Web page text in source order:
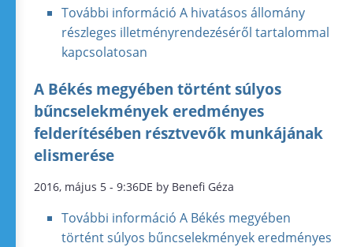
További információ A hivatásos állomány
részleges illetményrendezéséről tartalommal
kapcsolatosan
A Békés megyében történt súlyos
bűncselekmények eredményes
felderítésében résztvevők munkájának
elismerése
2016, május 5 - 9:36DE by Benefi Géza
További információ A Békés megyében
történt súlyos bűncselekmények eredményes